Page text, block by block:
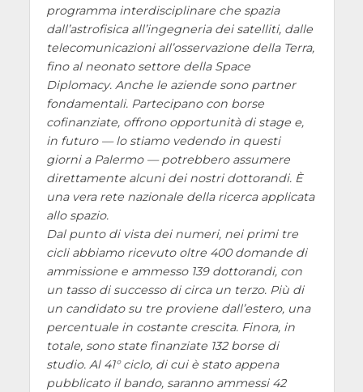
programma interdisciplinare che spazia
dall’astrofisica all’ingegneria dei satelliti, dalle
telecomunicazioni all’osservazione della Terra,
fino al neonato settore della Space
Diplomacy. Anche le aziende sono partner
fondamentali. Partecipano con borse
cofinanziate, offrono opportunità di stage e,
in futuro — lo stiamo vedendo in questi
giorni a Palermo — potrebbero assumere
direttamente alcuni dei nostri dottorandi. È
una vera rete nazionale della ricerca applicata
allo spazio.
Dal punto di vista dei numeri, nei primi tre
cicli abbiamo ricevuto oltre 400 domande di
ammissione e ammesso 139 dottorandi, con
un tasso di successo di circa un terzo. Più di
un candidato su tre proviene dall’estero, una
percentuale in costante crescita. Finora, in
totale, sono state finanziate 132 borse di
studio. Al 41° ciclo, di cui è stato appena
pubblicato il bando, saranno ammessi 42